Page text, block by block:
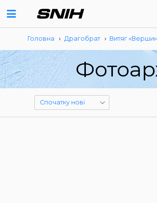
Головна › Драгобрат › Витяг